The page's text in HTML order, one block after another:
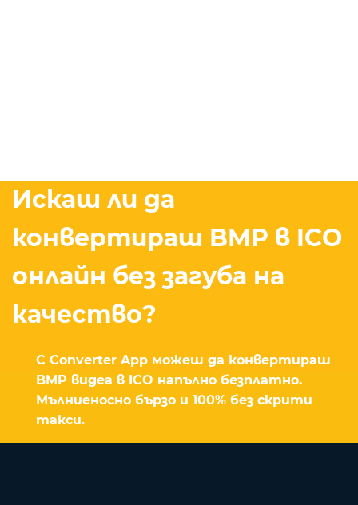
Искаш ли да
конвертираш BMP в ICO
онлайн без загуба на
качество?
С Converter App можеш да конвертираш
BMP видеа в ICO напълно безплатно.
Мълниеносно бързо и 100% без скрити
такси.